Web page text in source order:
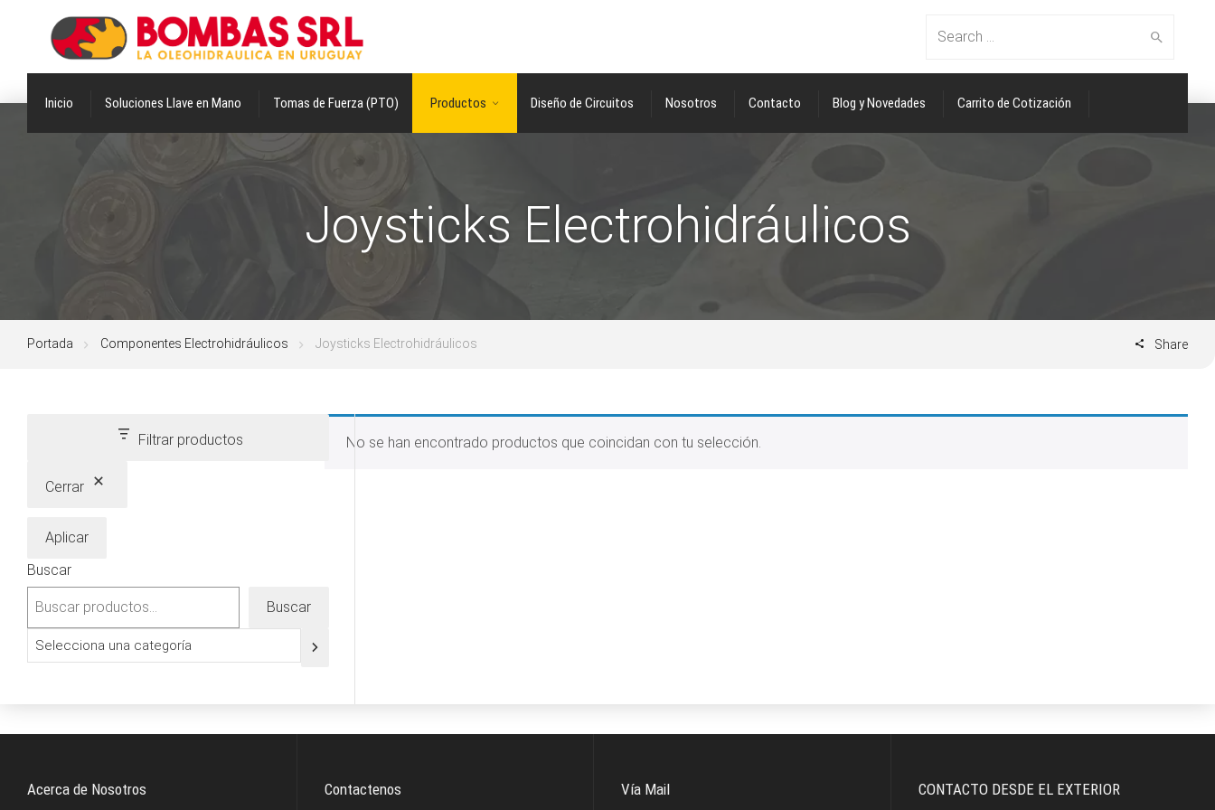
Search
for:
Inicio Soluciones Llave en Mano Tomas de Fuerza (PTO) Productos Diseño de Circuitos Nosotros Contacto Blog y Novedades Carrito de Cotización
Joysticks Electrohidráulicos
Portada Componentes Electrohidráulicos Joysticks Electrohidráulicos Share
No se han encontrado productos que coincidan con tu selección.
Filtrar productos
Cerrar
Aplicar
Buscar
Buscar
Selecciona
una
Acerca de Nosotros Contactenos Vía Mail CONTACTO DESDE EL EXTERIOR